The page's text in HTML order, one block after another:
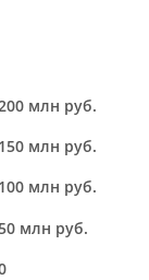
млн руб.
100 млн руб.
150 млн руб.
млн руб.